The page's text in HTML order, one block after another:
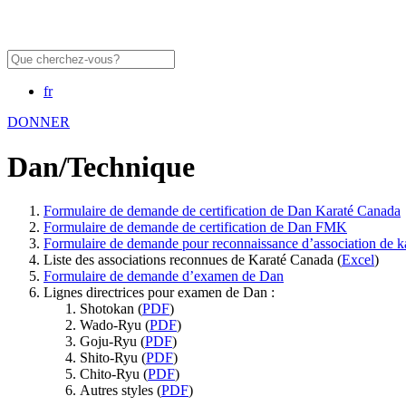
fr
DONNER
Dan/Technique
Formulaire de demande de certification de Dan Karaté Canada
Formulaire de demande de certification de Dan FMK
Formulaire de demande pour reconnaissance d’association de
Liste des associations reconnues de Karaté Canada (Excel)
Formulaire de demande d’examen de Dan
Lignes directrices pour examen de Dan :
Shotokan (PDF)
Wado-Ryu (PDF)
Goju-Ryu (PDF)
Shito-Ryu (PDF)
Chito-Ryu (PDF)
Autres styles (PDF)